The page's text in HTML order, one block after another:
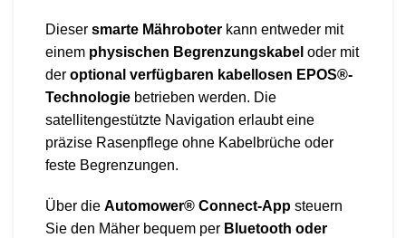
Dieser smarte Mähroboter kann entweder mit
einem physischen Begrenzungskabel oder mit
der optional verfügbaren kabellosen EPOS®-
Technologie betrieben werden. Die
satellitengestützte Navigation erlaubt eine
präzise Rasenpflege ohne Kabelbrüche oder
feste Begrenzungen.
Über die Automower® Connect-App steuern
Sie den Mäher bequem per Bluetooth oder